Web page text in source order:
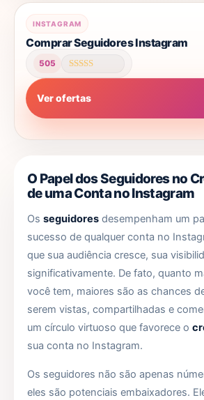
ser
escolhidas
na
produto
INSTAGRAM
Comprar Seguidores Instagram
Avaliação
de 5
505
Ver ofertas
Este
produto
variantes.
As
opções
escolhidas
na
do
produto
O Papel dos Seguidores no
de uma Conta no Instagram
Os seguidores desempenham um
sucesso de qualquer conta no
que sua audiência cresce, sua
significativamente. De fato, quanto
você tem, maiores são as chances
serem vistas, compartilhadas e
um círculo virtuoso que favorece o
sua conta no Instagram.
Os seguidores não são apenas
eles são potenciais embaixadores.